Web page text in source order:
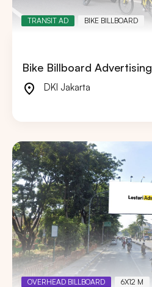
TRANSIT AD BIKE BILLBOARD
Bike Billboard Advertising
DKI Jakarta
OVERHEAD BILLBOARD 6X12 M